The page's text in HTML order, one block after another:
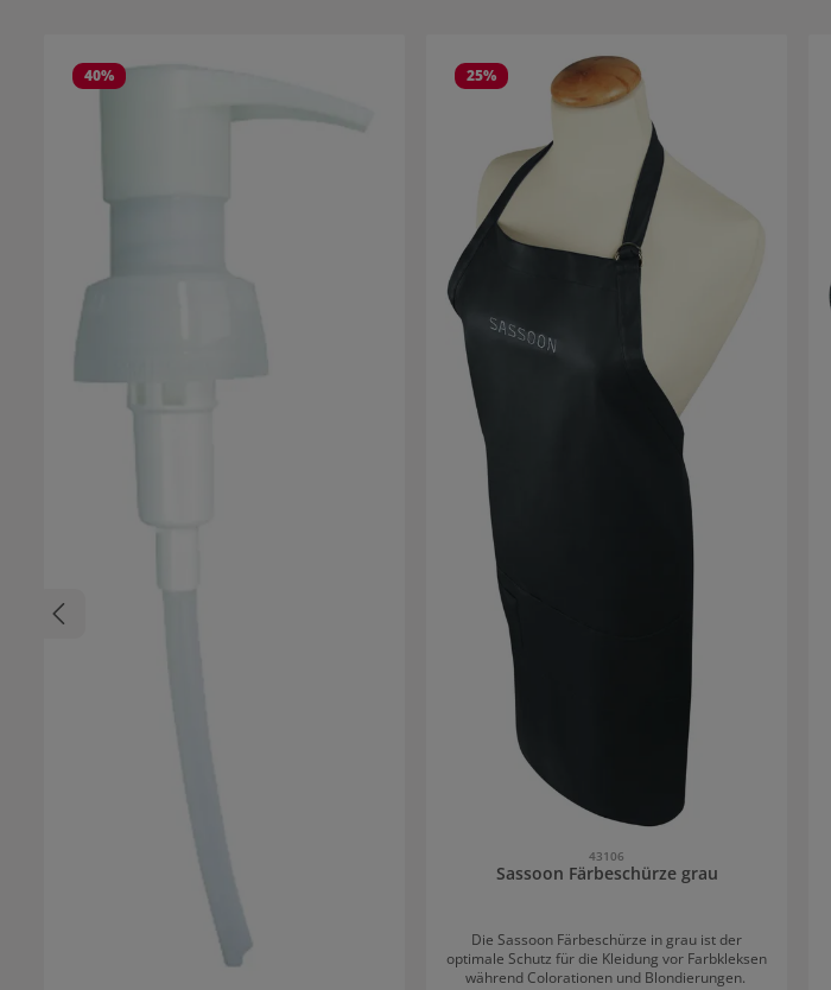
40% 25%
43106
Sassoon Färbeschürze grau
Die Sassoon Färbeschürze in grau ist der
optimale Schutz für die Kleidung vor Farbkleksen
während Colorationen und Blondierungen.